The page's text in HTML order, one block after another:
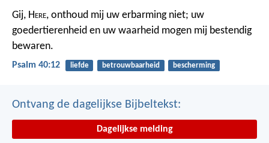
Gij, Here, onthoud mij uw erbarming niet; uw
goedertierenheid en uw waarheid mogen mij bestendig
bewaren.
Psalm 40:12 liefde betrouwbaarheid bescherming
Ontvang de dagelijkse Bijbeltekst:
Dagelijkse melding